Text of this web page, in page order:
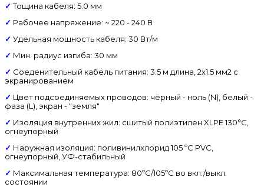
✓ Тощина кабеля: 5.0 мм
✓ Рабочее напряжение: ~ 220 - 240 В
✓ Удельная мощность кабеля: 30 Вт/м
✓ Мин. радиус изгиба: 30 мм
✓ Соеденительный кабель питания: 3.5 м длина, 2x1.5 мм2 с
экранированием
✓ Цвет подсоединяемых проводов: чёрный - ноль (N), белый -
фаза (L), экран - "земля"
✓ Изоляция внутренних жил: сшитый полиэтилен XLPE 130°C,
огнеупорный
✓ Наружная изоляция: поливинилхлорид 105 ºС PVC,
огнеупорный, УФ-стабильный
✓ Максимальная температура: 80ºС/105ºС во вкл./выкл.
состоянии